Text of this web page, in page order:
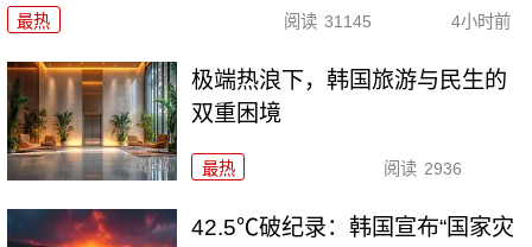
最热 阅读 31145 4小时前
极端热浪下，韩国旅游与民生的
双重困境
最热 阅读 2936
42.5℃破纪录：韩国宣布“国家灾